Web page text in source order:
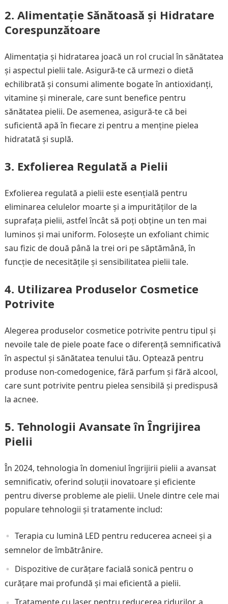
2. Alimentație Sănătoasă și Hidratare
Corespunzătoare
Alimentația și hidratarea joacă un rol crucial în sănătatea
și aspectul pielii tale. Asigură-te că urmezi o dietă
echilibrată și consumi alimente bogate în antioxidanți,
vitamine și minerale, care sunt benefice pentru
sănătatea pielii. De asemenea, asigură-te că bei
suficientă apă în fiecare zi pentru a menține pielea
hidratată și suplă.
3. Exfolierea Regulată a Pielii
Exfolierea regulată a pielii este esențială pentru
eliminarea celulelor moarte și a impurităților de la
suprafața pielii, astfel încât să poți obține un ten mai
luminos și mai uniform. Folosește un exfoliant chimic
sau fizic de două până la trei ori pe săptămână, în
funcție de necesitățile și sensibilitatea pielii tale.
4. Utilizarea Produselor Cosmetice
Potrivite
Alegerea produselor cosmetice potrivite pentru tipul și
nevoile tale de piele poate face o diferență semnificativă
în aspectul și sănătatea tenului tău. Optează pentru
produse non-comedogenice, fără parfum și fără alcool,
care sunt potrivite pentru pielea sensibilă și predispusă
la acnee.
5. Tehnologii Avansate în Îngrijirea
Pielii
În 2024, tehnologia în domeniul îngrijirii pielii a avansat
semnificativ, oferind soluții inovatoare și eficiente
pentru diverse probleme ale pielii. Unele dintre cele mai
populare tehnologii și tratamente includ:
Terapia cu lumină LED pentru reducerea acneei și a
semnelor de îmbătrânire.
Dispozitive de curățare facială sonică pentru o
curățare mai profundă și mai eficientă a pielii.